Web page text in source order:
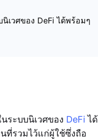
เวศของ DeFi ได้พร้อมๆ
ระบบนิเวศของ DeFi ได้
ที่รวมไว้แก่ผู้ใช้ซึ่งถือ